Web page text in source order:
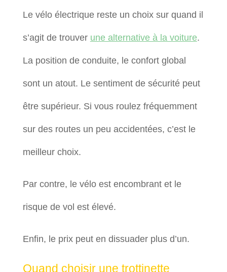
Le vélo électrique reste un choix sur quand il
s’agit de trouver une alternative à la voiture.
La position de conduite, le confort global
sont un atout. Le sentiment de sécurité peut
être supérieur. Si vous roulez fréquemment
sur des routes un peu accidentées, c’est le
meilleur choix.
Par contre, le vélo est encombrant et le
risque de vol est élevé.
Enfin, le prix peut en dissuader plus d’un.
Quand choisir une trottinette